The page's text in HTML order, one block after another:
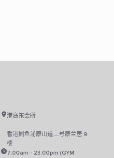
港岛东会所
香港鰂鱼涌康山道二号康兰居 9
楼
7:00am - 23:00pm (GYM